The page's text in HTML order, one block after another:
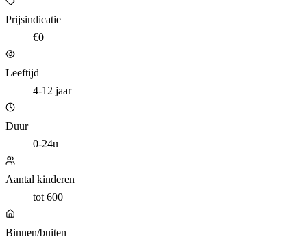
Prijsindicatie
€0
Leeftijd
4-12 jaar
Duur
0-24u
Aantal kinderen
tot 600
Binnen/buiten